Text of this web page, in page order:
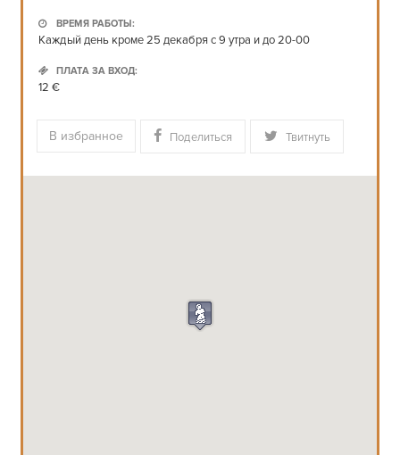
ВРЕМЯ РАБОТЫ:
Каждый день кроме 25 декабря с 9 утра и до 20-00
ПЛАТА ЗА ВХОД:
12 €
В избранное Поделиться Твитнуть